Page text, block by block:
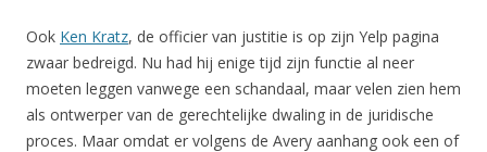
Ook Ken Kratz, de officier van justitie is op zijn Yelp pagina
zwaar bedreigd. Nu had hij enige tijd zijn functie al neer
moeten leggen vanwege een schandaal, maar velen zien hem
als ontwerper van de gerechtelijke dwaling in de juridische
proces. Maar omdat er volgens de Avery aanhang ook een of